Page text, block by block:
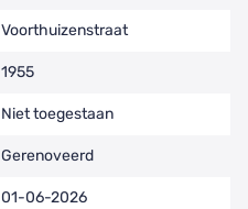
Voorthuizenstraat
1955
Niet toegestaan
Gerenoveerd
01-06-2026